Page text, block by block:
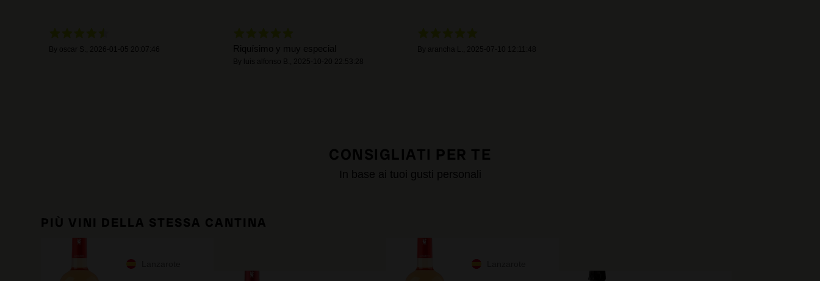
oscar S. 2026-01-05 20:07:46 Riquísimo y muy especial
luis alfonso B. 2025-10-20 22:53:28
2025-07-10 12:11:48
CONSIGLIATI PER TE
In base ai tuoi gusti personali
PIÙ VINI DELLA STESSA CANTINA